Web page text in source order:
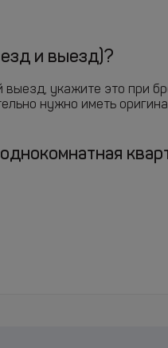
и выезд)?
укажите это при
нужно иметь